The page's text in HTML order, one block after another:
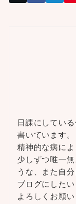
日課にしてい
書いています。
精神的な病によ
少しずつ唯一
うな、また自
ブログにしたい
よろしくお願